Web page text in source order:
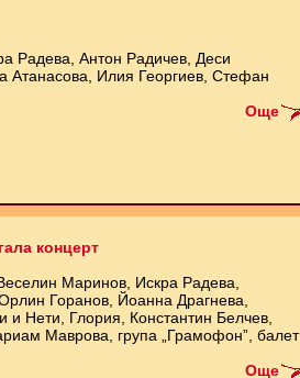
Радева, Антон Радичев, Деси
Атанасова, Илия Георгиев, Стефан
Още
концерт
Маринов, Искра Радева,
Горанов, Йоанна Драгнева,
и Нети, Глория, Константин Белчев,
Маврова, група „Грамофон”, балет
Още